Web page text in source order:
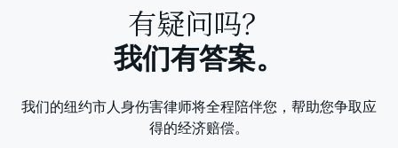
有疑问吗？
我们有答案。
我们的纽约市人身伤害律师将全程陪伴您，帮助您争取应
得的经济赔偿。